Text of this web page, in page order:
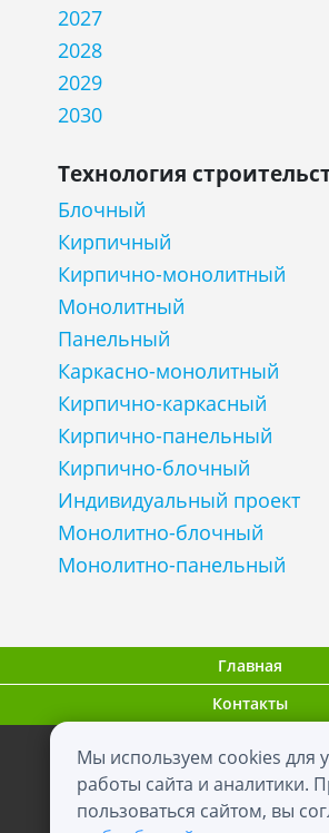
Мы используем cookies для
работы сайта и аналитики.
пользоваться сайтом, вы
2027
2028
2029
2030
Технология
Блочный
Кирпичный
Кирпично-монолитный
Монолитный
Панельный
Каркасно-монолитный
Кирпично-каркасный
Кирпично-панельный
Кирпично-блочный
Индивидуальный проект
Монолитно-блочный
Монолитно-панельный
Главная
Контакты
ООО
2012 - 2026 0+